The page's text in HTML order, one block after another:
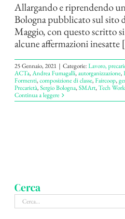
Allargando e riprendendo
Bologna pubblicato sul sito
Maggio, con questo scritto
alcune affermazioni inesatte
25 Gennaio, 2021 | Categorie:Lavoro,
ACTa,Andrea Fumagalli,autorganizzazione,
Formenti,composizione di classe,Faircoop,
Precarietà,Sergio Bologna,SMArt,Tech
Continua a leggere
Cerca
Cerca
per: